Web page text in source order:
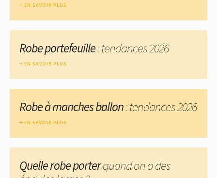
EN SAVOIR PLUS
Robe portefeuille: tendances 2026
EN SAVOIR PLUS
Robe à manches ballon: tendances 2026
EN SAVOIR PLUS
Quelle robe porterquand on a des